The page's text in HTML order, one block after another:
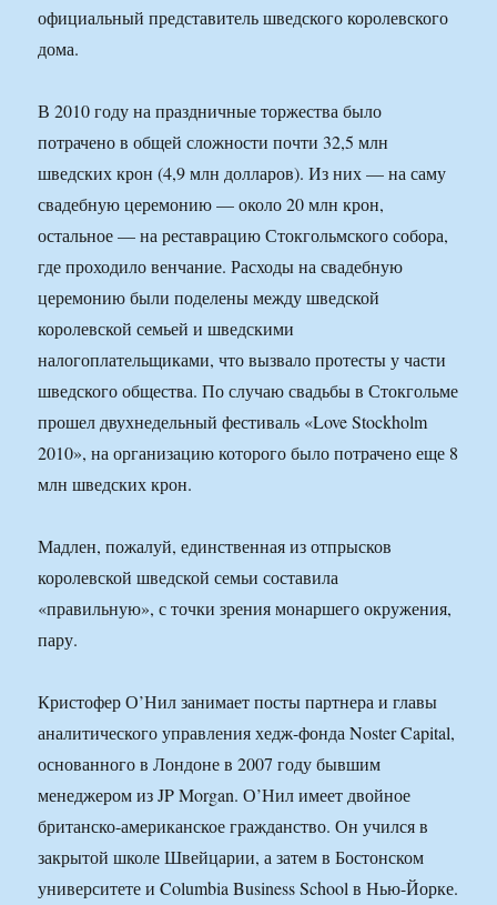
официальный представитель шведского королевского
дома.
В 2010 году на праздничные торжества было
потрачено в общей сложности почти 32,5 млн
шведских крон (4,9 млн долларов). Из них — на саму
свадебную церемонию — около 20 млн крон,
остальное — на реставрацию Стокгольмского собора,
где проходило венчание. Расходы на свадебную
церемонию были поделены между шведской
королевской семьей и шведскими
налогоплательщиками, что вызвало протесты у части
шведского общества. По случаю свадьбы в Стокгольме
прошел двухнедельный фестиваль «Love Stockholm
2010», на организацию которого было потрачено еще 8
млн шведских крон.
Мадлен, пожалуй, единственная из отпрысков
королевской шведской семьи составила
«правильную», с точки зрения монаршего окружения,
пару.
Кристофер О’Нил занимает посты партнера и главы
аналитического управления хедж-фонда Noster Capital,
основанного в Лондоне в 2007 году бывшим
менеджером из JP Morgan. О’Нил имеет двойное
британско-американское гражданство. Он учился в
закрытой школе Швейцарии, а затем в Бостонском
университете и Columbia Business School в Нью-Йорке.